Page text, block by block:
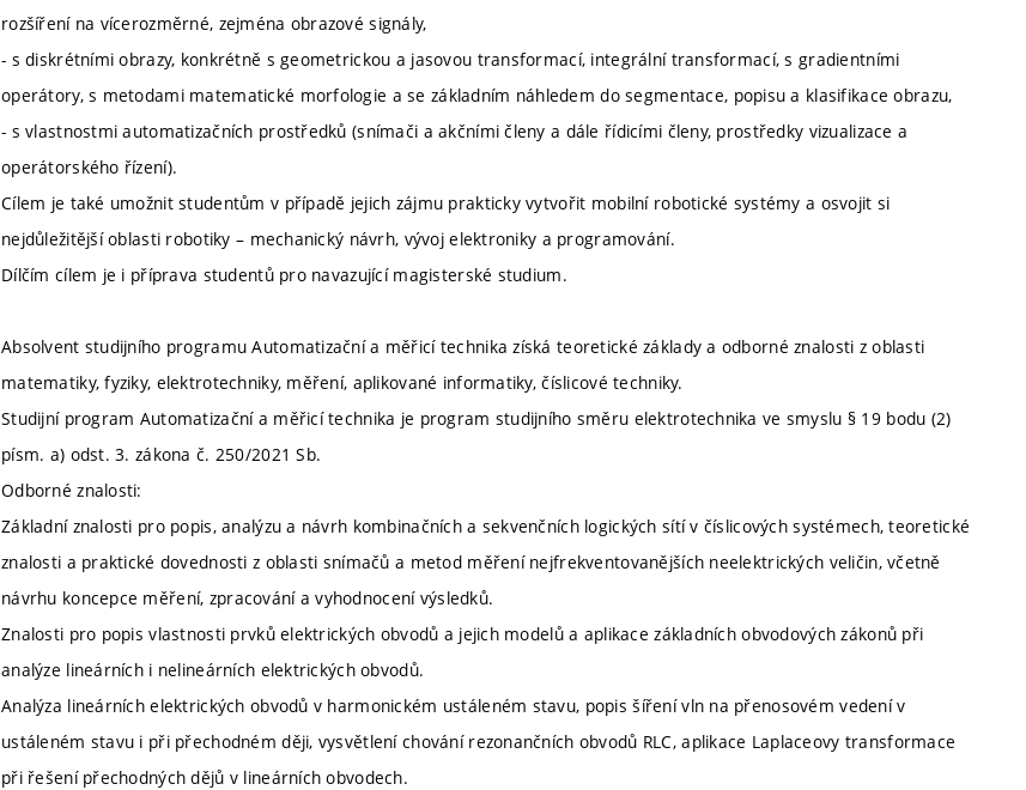
rozšíření na vícerozměrné, zejména obrazové signály,
- s diskrétními obrazy, konkrétně s geometrickou a jasovou transformací, integrální transformací, s gradientními
operátory, s metodami matematické morfologie a se základním náhledem do segmentace, popisu a klasifikace obrazu,
- s vlastnostmi automatizačních prostředků (snímači a akčními členy a dále řídicími členy, prostředky vizualizace a
operátorského řízení).
Cílem je také umožnit studentům v případě jejich zájmu prakticky vytvořit mobilní robotické systémy a osvojit si
nejdůležitější oblasti robotiky – mechanický návrh, vývoj elektroniky a programování.
Dílčím cílem je i příprava studentů pro navazující magisterské studium.
Absolvent studijního programu Automatizační a měřicí technika získá teoretické základy a odborné znalosti z oblasti
matematiky, fyziky, elektrotechniky, měření, aplikované informatiky, číslicové techniky.
Studijní program Automatizační a měřicí technika je program studijního směru elektrotechnika ve smyslu § 19 bodu (2)
písm. a) odst. 3. zákona č. 250/2021 Sb.
Odborné znalosti:
Základní znalosti pro popis, analýzu a návrh kombinačních a sekvenčních logických sítí v číslicových systémech, teoretické
znalosti a praktické dovednosti z oblasti snímačů a metod měření nejfrekventovanějších neelektrických veličin, včetně
návrhu koncepce měření, zpracování a vyhodnocení výsledků.
Znalosti pro popis vlastnosti prvků elektrických obvodů a jejich modelů a aplikace základních obvodových zákonů při
analýze lineárních i nelineárních elektrických obvodů.
Analýza lineárních elektrických obvodů v harmonickém ustáleném stavu, popis šíření vln na přenosovém vedení v
ustáleném stavu i při přechodném ději, vysvětlení chování rezonančních obvodů RLC, aplikace Laplaceovy transformace
při řešení přechodných dějů v lineárních obvodech.